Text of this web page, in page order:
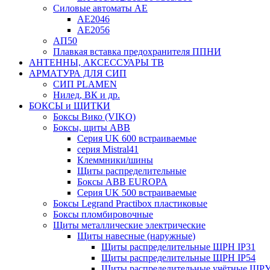
Силовые автоматы АЕ
АЕ2046
АЕ2056
АП50
Плавкая вставка предохранителя ППНИ
АНТЕННЫ, АКСЕССУАРЫ ТВ
АРМАТУРА ДЛЯ СИП
СИП PLAMEN
Нилед, ВК и др.
БОКСЫ и ЩИТКИ
Боксы Вико (VIKO)
Боксы, щиты ABB
Серия UK 600 встраиваемые
серия Mistral41
Клеммники/шины
Щиты распределительные
Боксы ABB EUROPA
Серия UK 500 встраиваемые
Боксы Legrand Practibox пластиковые
Боксы пломбировочные
Щиты металлические электрические
Щиты навесные (наружные)
Щиты распределительные ЩРН IP31
Щиты распределительные ЩРН IP54